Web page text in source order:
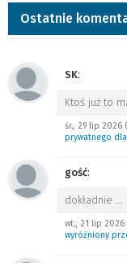
Ostatnie
SK:
Ktoś już to
śr., 29 lip 2026
prywatnego
gość:
dokładnie …
wt., 21 lip 2026
wyróżniony